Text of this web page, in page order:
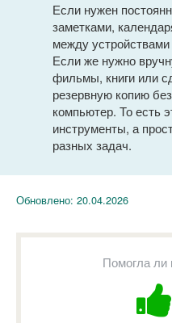
Если нужен
заметками,
между
Если же нужно
фильмы, книги или
резервную копию
компьютер. То есть
инструменты, а
разных задач.
Обновлено: 20.04.2026
Помогла ли